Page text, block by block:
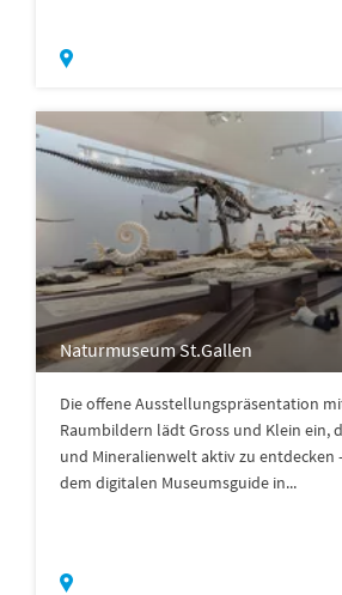
Naturmuseum St.Gallen
Die offene Ausstellungspräsentation
Raumbildern lädt Gross und Klein ein,
und Mineralienwelt aktiv zu entdecken
dem digitalen Museumsguide in...